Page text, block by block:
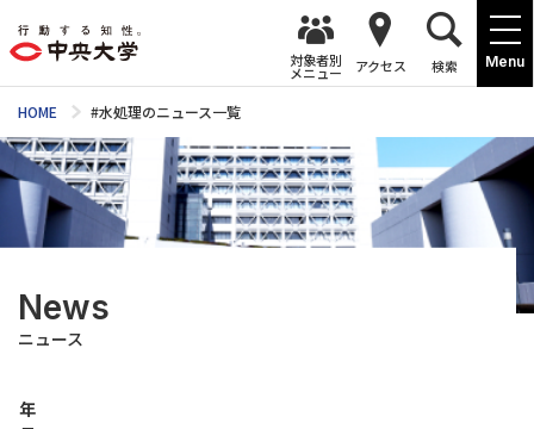
Menu
対象者別
メニュー アクセス 検索
HOME #水処理のニュース一覧
News
ニュース
年